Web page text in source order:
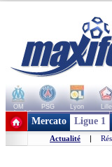
OM PSG Lyon Lille
+ de clubs
Mercato Ligue 1
Actualité |